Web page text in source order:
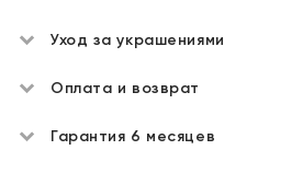
Уход за украшениями
Оплата и возврат
Гарантия 6 месяцев